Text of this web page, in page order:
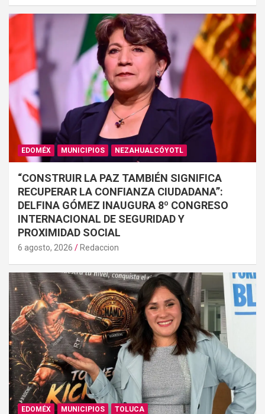
EDOMÉX MUNICIPIOS NEZAHUALCÓYOTL
“CONSTRUIR LA PAZ TAMBIÉN SIGNIFICA
RECUPERAR LA CONFIANZA CIUDADANA”:
DELFINA GÓMEZ INAUGURA 8º CONGRESO
INTERNACIONAL DE SEGURIDAD Y
PROXIMIDAD SOCIAL
6 agosto, 2026 Redaccion
EDOMÉX MUNICIPIOS TOLUCA